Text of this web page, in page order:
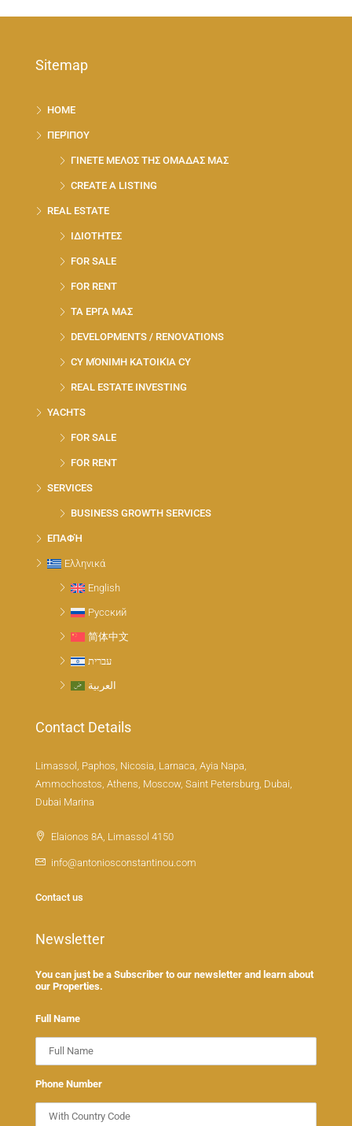
Sitemap
HOME
ΠΕΡΊΠΟΥ
ΓΙΝΕΤΕ ΜΕΛΟΣ ΤΗΣ ΟΜΑΔΑΣ ΜΑΣ
CREATE A LISTING
REAL ESTATE
ΙΔΙΟΤΗΤΕΣ
FOR SALE
FOR RENT
ΤΑ ΕΡΓΑ ΜΑΣ
DEVELOPMENTS / RENOVATIONS
CY ΜΌΝΙΜΗ ΚΑΤΟΙΚΊΑ CY
REAL ESTATE INVESTING
YACHTS
FOR SALE
FOR RENT
SERVICES
BUSINESS GROWTH SERVICES
ΕΠΑΦΉ
Ελληνικά
English
Русский
简体中文
עברית
العربية
Contact Details
Limassol, Paphos, Nicosia, Larnaca, Ayia Napa,
Ammochostos, Athens, Moscow, Saint Petersburg, Dubai,
Dubai Marina
Elaionos 8A, Limassol 4150
info@antoniosconstantinou.com
Contact us
Newsletter
You can just be a Subscriber to our newsletter and learn about
our Properties.
Full Name
Phone Number